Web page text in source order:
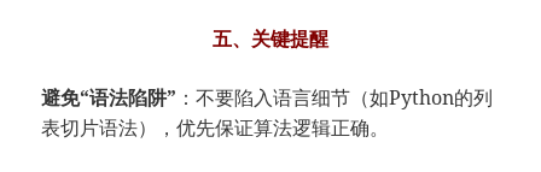
五、关键提醒​
避免“语法陷阱”​ ​：不要陷入语言细节（如Python的列
表切片语法），优先保证算法逻辑正确。